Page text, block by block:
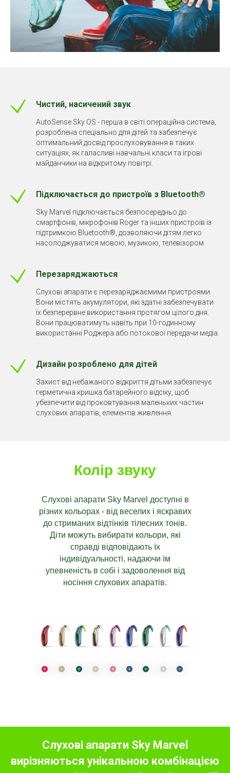
Чистий, насичений звук
AutoSense Sky OS - перша в світі операційна система,
розроблена спеціально для дітей та забезпечує
оптимальний досвід прослуховування в таких
ситуаціях, як галасливі навчальні класи та ігрові
майданчики на відкритому повітрі.
Підключається до пристроїв з Bluetooth®
Sky Marvel підключається безпосередньо до
смартфонів, мікрофонів Roger та інших пристроїв із
підтримкою Bluetooth®, дозволяючи дітям легко
насолоджуватися мовою, музикою, телевізором.
Перезаряджаються
Слухові апарати є перезаряджаємими пристроями.
Вони містять акумулятори, які здатні забезпечувати
їх безперервне використання протягом цілого дня.
Вони працюватимуть навіть при 10-годинному
використанні Роджера або потокової передачи медіа.
Дизайн розроблено для дітей
Захист від небажаного відкриття дітьми забезпечує
герметична кришка батарейного відсіку, щоб
убезпечити від проковтування маленьких частин
слухових апаратів, елементів живлення.
Колір звуку
Слухові апарати Sky Marvel доступні в
різних кольорах - від веселих і яскравих
до стриманих відтінків тілесних тонів.
Діти можуть вибирати кольори, які
справді відповідають їх
індивідуальності, надаючи їм
упевненість в собі і задоволення від
носіння слухових апаратів.
Слухові апарати Sky Marvel
вирізняються унікальною комбінацією